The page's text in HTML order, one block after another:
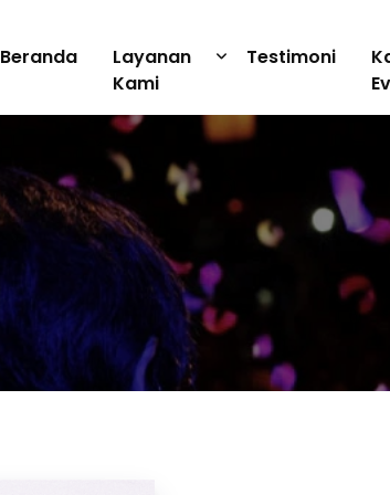
Beranda
Layanan
Kami
Testimoni